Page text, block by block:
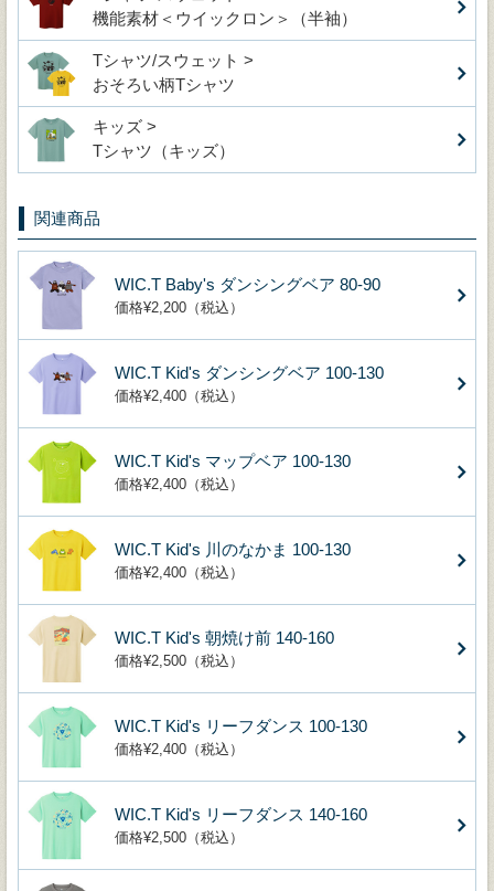
機能素材＜ウイックロン＞（半袖）
Tシャツ/スウェット >
おそろい柄Tシャツ
キッズ >
Tシャツ（キッズ）
関連商品
WIC.T Baby's ダンシングベア 80-90
価格¥2,200（税込）
WIC.T Kid's ダンシングベア 100-130
価格¥2,400（税込）
WIC.T Kid's マップベア 100-130
価格¥2,400（税込）
WIC.T Kid's 川のなかま 100-130
価格¥2,400（税込）
WIC.T Kid's 朝焼け前 140-160
価格¥2,500（税込）
WIC.T Kid's リーフダンス 100-130
価格¥2,400（税込）
WIC.T Kid's リーフダンス 140-160
価格¥2,500（税込）